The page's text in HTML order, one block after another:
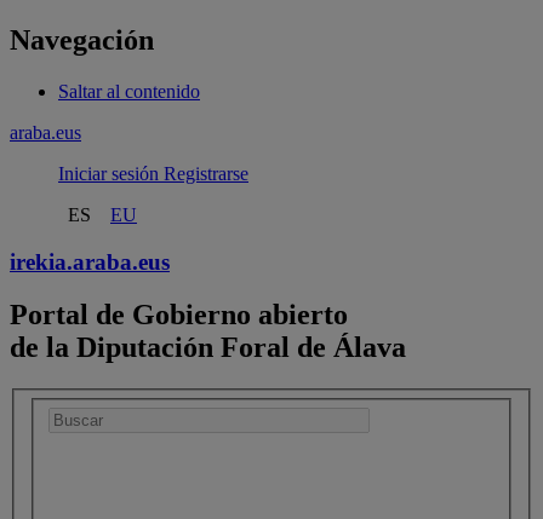
Navegación
Saltar al contenido
araba.eus
Iniciar sesión Registrarse
ES
EU
irekia.araba.eus
Portal de Gobierno abierto
de la Diputación Foral de Álava